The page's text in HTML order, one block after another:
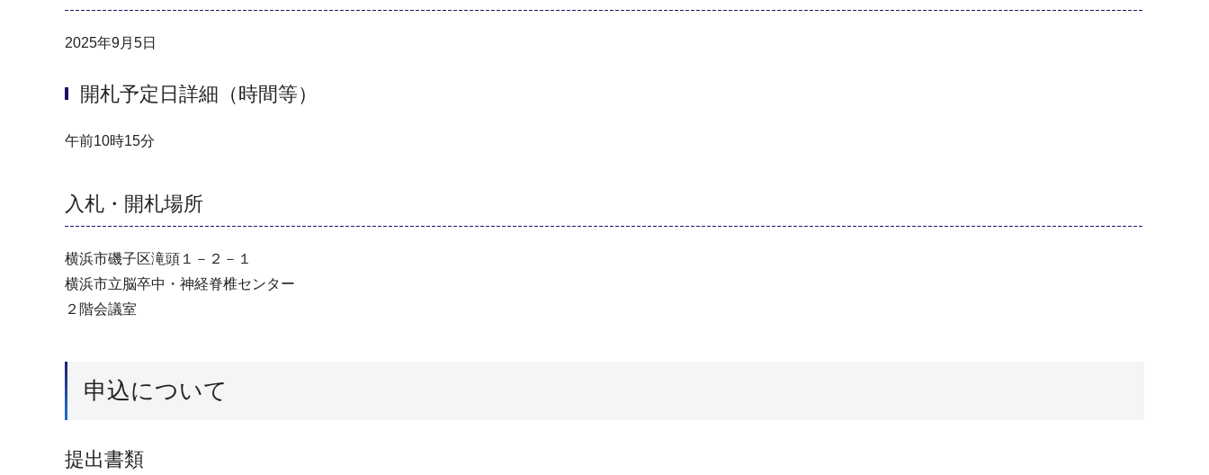
2025年9月5日
開札予定日詳細（時間等）
午前10時15分
入札・開札場所
横浜市磯子区滝頭１－２－１
横浜市立脳卒中・神経脊椎センター
２階会議室
申込について
提出書類